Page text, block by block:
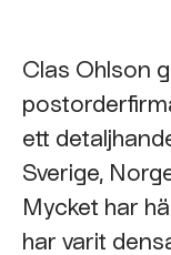
Clas Ohlson
ett
Sverige,
Mycket har
har varit